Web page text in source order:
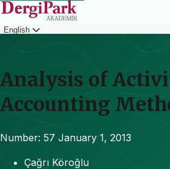
English
Analysis of
Accounting
Number: 57 January 1, 2013
Çağrı Köroğlu